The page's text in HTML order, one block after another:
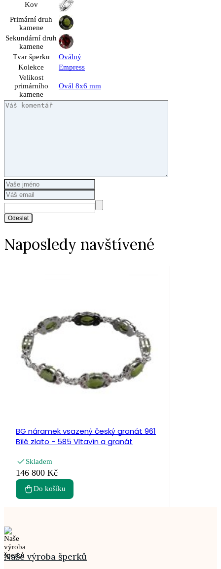
Kov
Primární druh
kamene
Sekundární druh
kamene
Tvar šperku
Oválný
Kolekce
Empress
Velikost
primárního
kamene
Ovál 8x6 mm
Odeslat
Naposledy navštívené
BG náramek vsazený český granát 961
Bílé zlato - 585 Vltavín a granát
Skladem
146 800 Kč
Do košíku
Naše výroba šperků